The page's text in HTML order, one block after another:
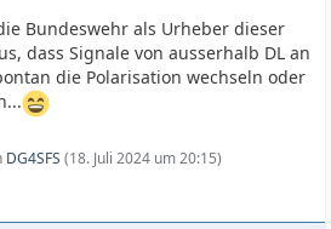
Bundeswehr als Urheber dieser
dass Signale von ausserhalb DL an
die Polarisation wechseln oder
DG4SFS (18. Juli 2024 um 20:15)